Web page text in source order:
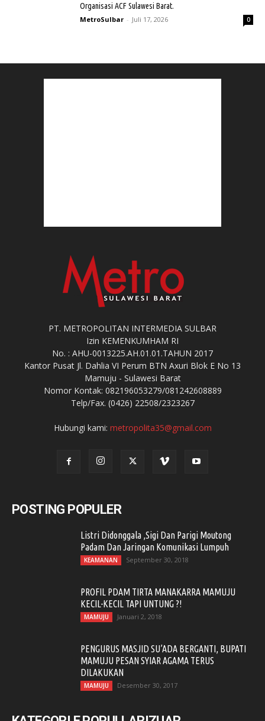
Organisasi ACF Sulawesi Barat.
MetroSulbar - Juli 17, 2026 0
PT. METROPOLITAN INTERMEDIA SULBAR
Izin KEMENKUMHAM RI
No. : AHU-0013225.AH.01.01.TAHUN 2017
Kantor Pusat Jl. Dahlia VI Perum BTN Axuri Blok E No 13
Mamuju - Sulawesi Barat
Nomor Kontak: 082196053279/081242608889
Telp/Fax. (0426) 22508/2323267
Hubungi kami: metropolita35@gmail.com
POSTING POPULER
Listri Didonggala ,Sigi Dan Parigi Moutong
Padam Dan Jaringan Komunikasi Lumpuh
KEAMANAN September 30, 2018
PROFIL PDAM TIRTA MANAKARRA MAMUJU
KECIL-KECIL TAPI UNTUNG ?!
MAMUJU Januari 2, 2018
PENGURUS MASJID SU’ADA BERGANTI, BUPATI
MAMUJU PESAN SYIAR AGAMA TERUS
DILAKUKAN
MAMUJU Desember 30, 2017